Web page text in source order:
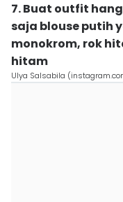
7. Buat outfit
saja blouse putih
monokrom, rok
hitam
Ulya Salsabila